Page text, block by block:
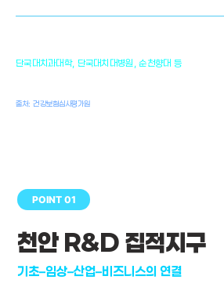
단국대치과대학, 단국대치대병원, 순천향대 등
출처: 건강보험심사평가원
POINT 01
천안 R&D 집적지구
기초–임상–산업–비즈니스의 연결